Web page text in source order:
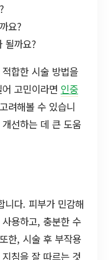
요?
될까요?
합한 시술 방법을
고민이라면 인중
려해볼 수 있습니
선하는 데 큰 도움
니다. 피부가 민감해
용하고, 충분한 수
한, 시술 후 부작용
침을 잘 따르는 것